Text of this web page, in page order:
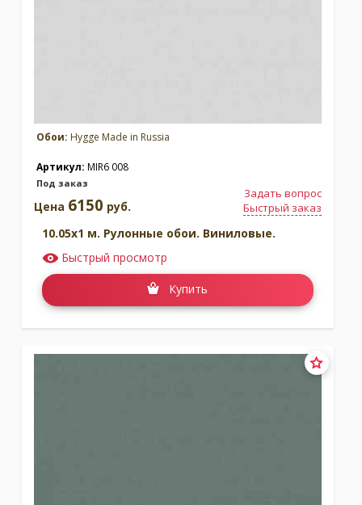
Обои: Hygge Made in Russia
Артикул: MIR6 008
Под заказ
Задать вопрос
Быстрый заказ
Цена 6150 руб.
10.05x1 м. Рулонные обои. Виниловые.
Быстрый просмотр
Купить